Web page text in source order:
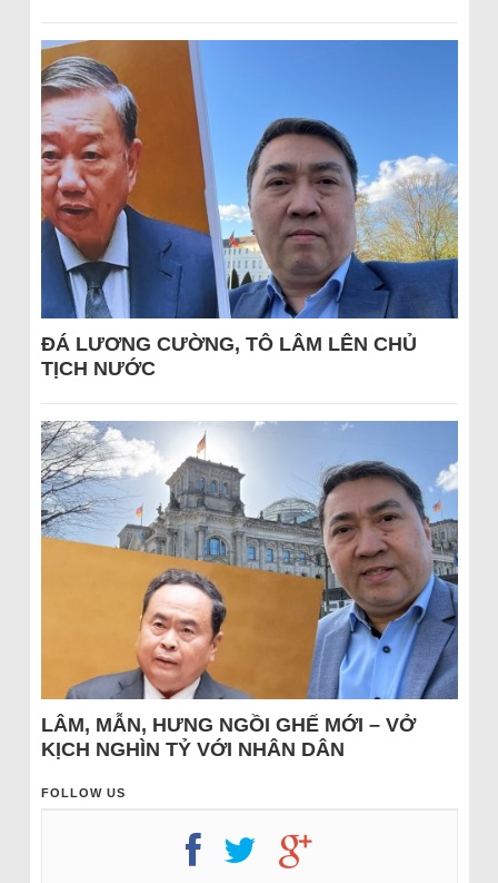
ĐÁ LƯƠNG CƯỜNG, TÔ LÂM LÊN CHỦ
TỊCH NƯỚC
LÂM, MẪN, HƯNG NGỒI GHẾ MỚI – VỞ
KỊCH NGHÌN TỶ VỚI NHÂN DÂN
FOLLOW US